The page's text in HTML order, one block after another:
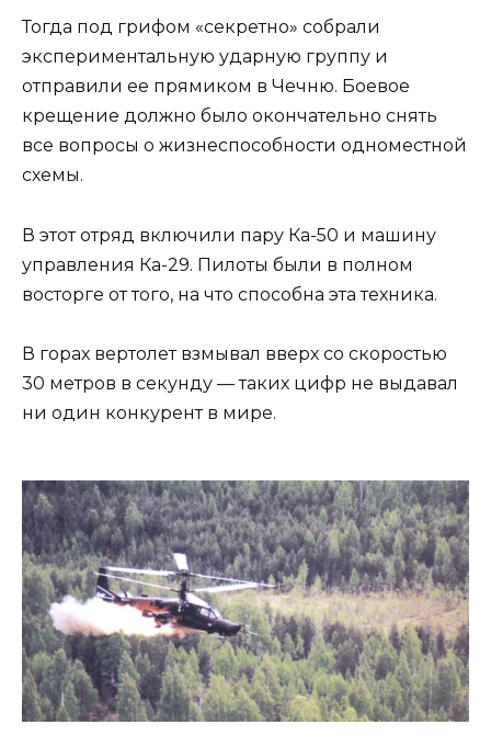
Тогда под грифом «секретно» собрали
экспериментальную ударную группу и
отправили ее прямиком в Чечню. Боевое
крещение должно было окончательно снять
все вопросы о жизнеспособности одноместной
схемы.
В этот отряд включили пару Ка-50 и машину
управления Ка-29. Пилоты были в полном
восторге от того, на что способна эта техника.
В горах вертолет взмывал вверх со скоростью
30 метров в секунду — таких цифр не выдавал
ни один конкурент в мире.